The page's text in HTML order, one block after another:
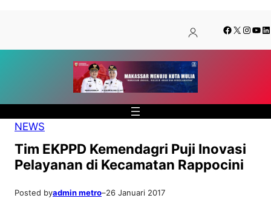
konten
content
Facebook
X
NEWS
Tim EKPPD Kemendagri Puji Inovasi
Pelayanan di Kecamatan Rappocini
Posted byadmin metro–26 Januari 2017